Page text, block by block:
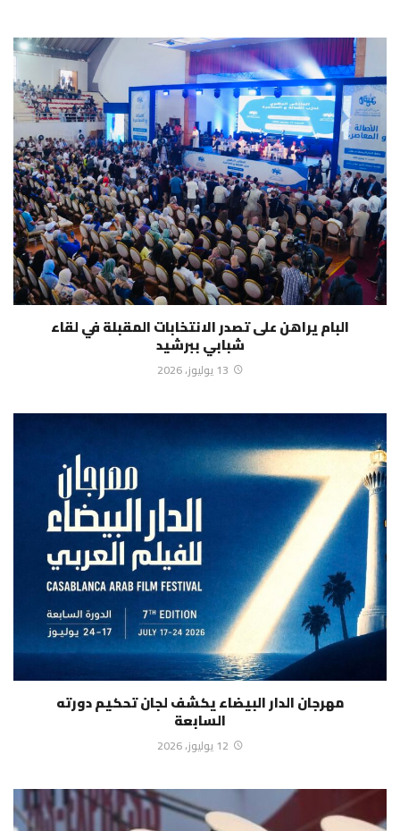
البام يراهن على تصدر الانتخابات المقبلة في لقاء
شبابي ببرشيد
13 يوليوز، 2026
مهرجان الدار البيضاء يكشف لجان تحكيم دورته
السابعة
12 يوليوز، 2026